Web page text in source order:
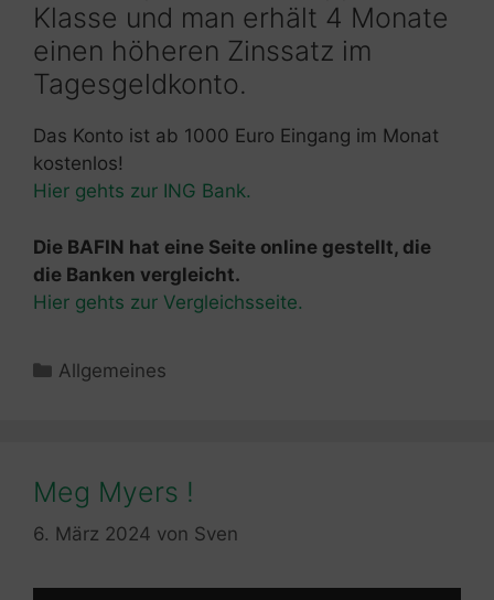
Klasse und man erhält 4 Monate
einen höheren Zinssatz im
Tagesgeldkonto.
Das Konto ist ab 1000 Euro Eingang im Monat
kostenlos!
Hier gehts zur ING Bank.
Die BAFIN hat eine Seite online gestellt, die
die Banken vergleicht.
Hier gehts zur Vergleichsseite.
Kategorien
Allgemeines
Meg Myers !
6. März 2024 von Sven